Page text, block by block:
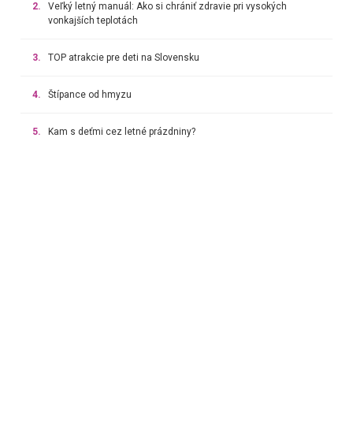
2.
Veľký letný manuál: Ako si chrániť zdravie pri vysokých
vonkajších teplotách
3. TOP atrakcie pre deti na Slovensku
4. Štípance od hmyzu
5. Kam s deťmi cez letné prázdniny?